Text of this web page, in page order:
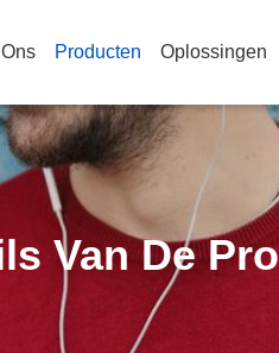
Producten Oplossingen
Van De